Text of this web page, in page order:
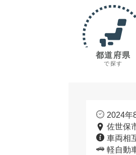
都道府県
で探す
2024年
佐世保
車両相
軽自動